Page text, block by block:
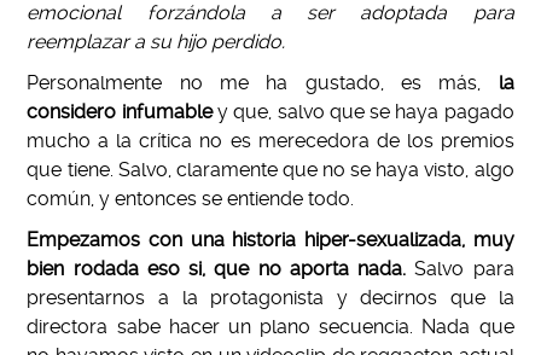
emocional forzándola a ser adoptada para
reemplazar a su hijo perdido.
Personalmente no me ha gustado, es más, la
considero infumabley que, salvo que se haya pagado
mucho a la crítica no es merecedora de los premios
que tiene. Salvo, claramente que no se haya visto, algo
común, y entonces se entiende todo.
Empezamos con una historia hiper-sexualizada, muy
bien rodada eso si, que no aporta nada. Salvo para
presentarnos a la protagonista y decirnos que la
directora sabe hacer un plano secuencia. Nada que